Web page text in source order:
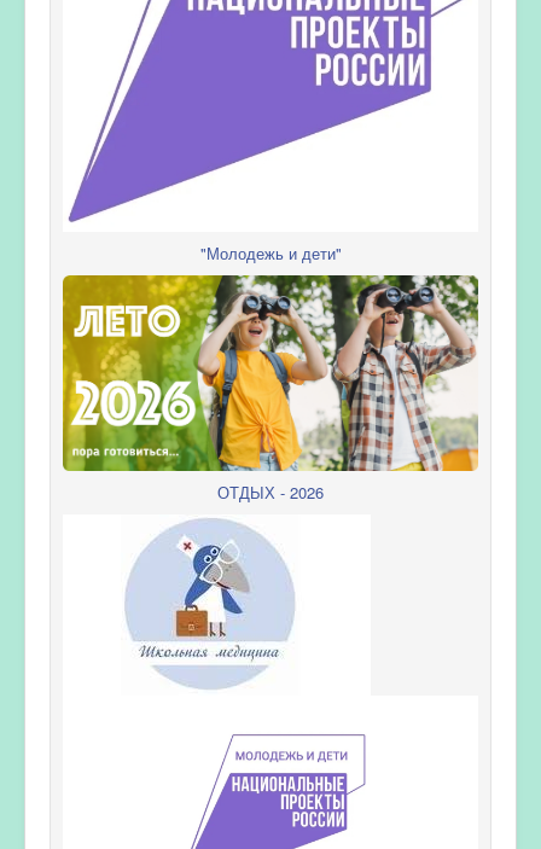
"Молодежь и дети"
ОТДЫХ - 2026